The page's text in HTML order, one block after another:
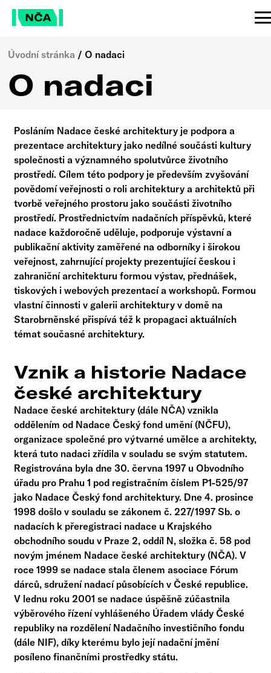
Úvodní stránka / O nadaci
O nadaci
Posláním Nadace české architektury je podpora a
prezentace architektury jako nedílné součásti kultury
společnosti a významného spolutvůrce životního
prostředí. Cílem této podpory je především zvyšování
povědomí veřejnosti o roli architektury a architektů při
tvorbě veřejného prostoru jako součásti životního
prostředí. Prostřednictvím nadačních příspěvků, které
nadace každoročně uděluje, podporuje výstavní a
publikační aktivity zaměřené na odborníky i širokou
veřejnost, zahrnující projekty prezentující českou i
zahraniční architekturu formou výstav, přednášek,
tiskových i webových prezentací a workshopů. Formou
vlastní činnosti v galerii architektury v domě na
Starobrněnské přispívá též k propagaci aktuálních
témat současné architektury.
Vznik a historie Nadace
české architektury
Nadace české architektury (dále NČA) vznikla
oddělením od Nadace Český fond umění (NČFU),
organizace společné pro výtvarné umělce a architekty,
která tuto nadaci zřídila v souladu se svým statutem.
Registrována byla dne 30. června 1997 u Obvodního
úřadu pro Prahu 1 pod registračním číslem P1-525/97
jako Nadace Český fond architektury. Dne 4. prosince
1998 došlo v souladu se zákonem č. 227/1997 Sb. o
nadacích k přeregistraci nadace u Krajského
obchodního soudu v Praze 2, oddíl N, složka č. 58 pod
novým jménem Nadace české architektury (NČA). V
roce 1999 se nadace stala členem asociace Fórum
dárců, sdružení nadací působících v České republice.
V lednu roku 2001 se nadace úspěšně zúčastnila
výběrového řízení vyhlášeného Úřadem vlády České
republiky na rozdělení Nadačního investičního fondu
(dále NIF), díky kterému bylo její nadační jmění
posíleno finančními prostředky státu.